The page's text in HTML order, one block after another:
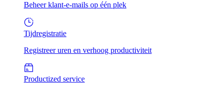
Beheer klant-e-mails op één plek
Tijdregistratie
Registreer uren en verhoog productiviteit
Productized service